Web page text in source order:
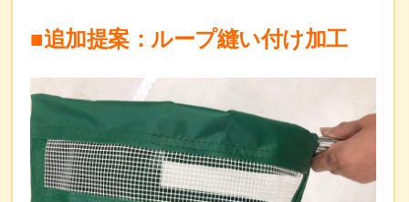
■追加提案：ループ縫い付け加工